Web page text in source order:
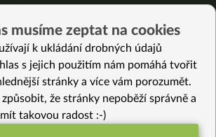
s koprem a vločkami
zeleninou
polévka, čočková sekaná, šťouchané jáhly se
musíme zeptat na cookies
k ukládání drobných údajů
s jejich použitím nám pomáhá tvořit
stránky a více vám porozumět.
způsobit, že stránky nepoběží správně a
takovou radost :-)